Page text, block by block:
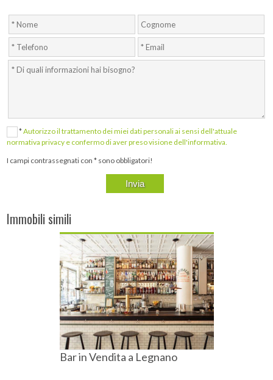
*Autorizzo il trattamento dei miei dati personali ai sensi dell'attuale
normativa privacy e confermo di aver preso visione dell'informativa.
I campi contrassegnati con * sono obbligatori!
Immobili simili
Bar in Vendita a Legnano